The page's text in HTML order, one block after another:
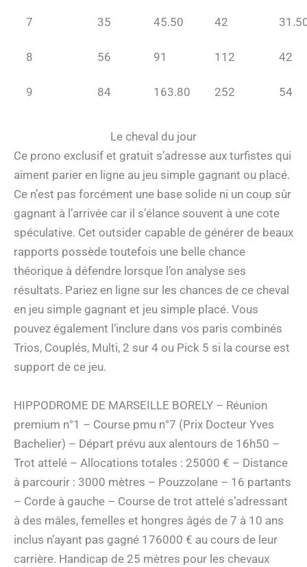
7 35 45.50 42
8 56 91 112 42
9 84 163.80 252 54
Le cheval du jour
Ce prono exclusif et gratuit s’adresse aux turfistes qui
aiment parier en ligne au jeu simple gagnant ou placé.
Ce n’est pas forcément une base solide ni un coup sûr
gagnant à l’arrivée car il s’élance souvent à une cote
spéculative. Cet outsider capable de générer de beaux
rapports possède toutefois une belle chance
théorique à défendre lorsque l’on analyse ses
résultats. Pariez en ligne sur les chances de ce cheval
en jeu simple gagnant et jeu simple placé. Vous
pouvez également l’inclure dans vos paris combinés
Trios, Couplés, Multi, 2 sur 4 ou Pick 5 si la course est
support de ce jeu.
HIPPODROME DE MARSEILLE BORELY – Réunion
premium n°1 – Course pmu n°7 (Prix Docteur Yves
Bachelier) – Départ prévu aux alentours de 16h50 –
Trot attelé – Allocations totales : 25000 € – Distance
à parcourir : 3000 mètres – Pouzzolane – 16 partants
– Corde à gauche – Course de trot attelé s’adressant
à des mâles, femelles et hongres âgés de 7 à 10 ans
inclus n’ayant pas gagné 176000 € au cours de leur
carrière. Handicap de 25 mètres pour les chevaux